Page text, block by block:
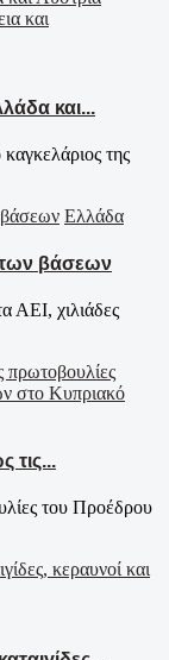
και...
της
Ελλάδα
των βάσεων
ΑΕΙ, χιλιάδες
τις...
του Προέδρου